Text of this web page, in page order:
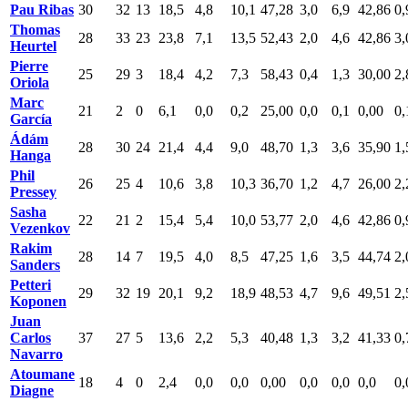
Pau Ribas 30 32 13 18,5 4,8 10,1 47,28 3,0 6,9 42,86
Thomas
Heurtel
28 33 23 23,8 7,1 13,5 52,43 2,0 4,6 42,86
Pierre
Oriola
25 29 3 18,4 4,2 7,3 58,43 0,4 1,3 30,00
Marc
García
21 2 0 6,1 0,0 0,2 25,00 0,0 0,1 0,00
Ádám
Hanga
28 30 24 21,4 4,4 9,0 48,70 1,3 3,6 35,90
Phil
Pressey
26 25 4 10,6 3,8 10,3 36,70 1,2 4,7 26,00
Sasha
Vezenkov
22 21 2 15,4 5,4 10,0 53,77 2,0 4,6 42,86
Rakim
Sanders
28 14 7 19,5 4,0 8,5 47,25 1,6 3,5 44,74
Petteri
Koponen
29 32 19 20,1 9,2 18,9 48,53 4,7 9,6 49,51
Juan
Carlos
Navarro
37 27 5 13,6 2,2 5,3 40,48 1,3 3,2 41,33
Atoumane
Diagne
18 4 0 2,4 0,0 0,0 0,00 0,0 0,0 0,0